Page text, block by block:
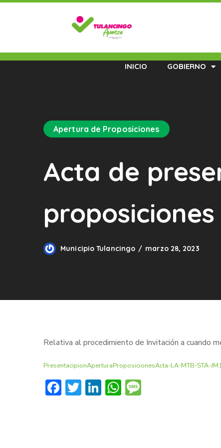
INICIO GOBIERNO
Apertura de Proposiciones
Acta de
proposiciones
Municipio Tulancingo marzo 28, 2023
Relativa al procedimiento de Invitación a cuando
PresentacipionAperturaProposicionesActa-LA-MTB-STA-
Facebook
Twitter
LinkedIn
WhatsApp